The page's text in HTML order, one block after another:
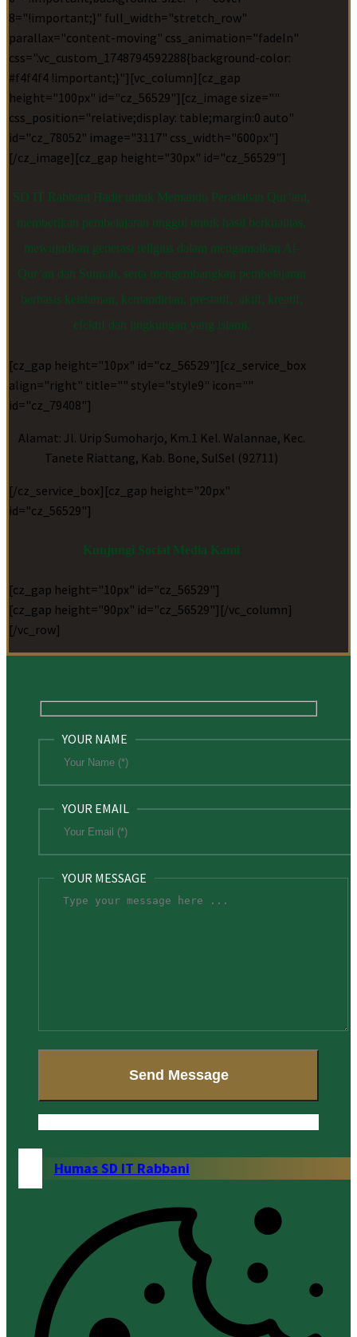
8="!important;}" full_width="stretch_row"
parallax="content-moving" css_animation="fadeIn"
css=".vc_custom_1748794592288{background-color:
#f4f4f4 !important;}"][vc_column][cz_gap
height="100px" id="cz_56529"][cz_image size=""
css_position="relative;display: table;margin:0 auto"
id="cz_78052" image="3117" css_width="600px"]
[/cz_image][cz_gap height="30px" id="cz_56529"]
SD IT Rabbani Hadir untuk Memandu Peradaban Qur’ani,
memberikan pembelajaran unggul untuk hasil berkualitas,
mewujudkan generasi religius dalam mengamalkan Al-
Qur’an dan Sunnah, serta mengembangkan pembelajaran
berbasis keislaman, kemandirian, prestatif, aktif, kreatif,
efektif dan lingkungan yang islami.
[cz_gap height="10px" id="cz_56529"][cz_service_box
align="right" title="" style="style9" icon=""
id="cz_79408"]
Alamat: Jl. Urip Sumoharjo, Km.1 Kel. Walannae, Kec.
Tanete Riattang, Kab. Bone, SulSel (92711)
[/cz_service_box][cz_gap height="20px"
id="cz_56529"]
Kunjungi Social Media Kami
[cz_gap height="10px" id="cz_56529"]
[cz_gap height="90px" id="cz_56529"][/vc_column]
[/vc_row]
YOUR NAME
YOUR EMAIL
YOUR MESSAGE
Humas SD IT Rabbani